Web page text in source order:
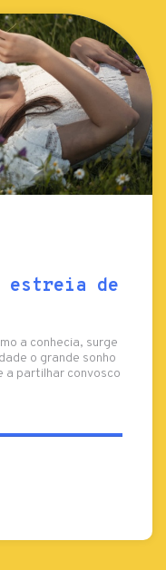
estreia de
a conhecia, surge
o grande sonho
a partilhar convosco